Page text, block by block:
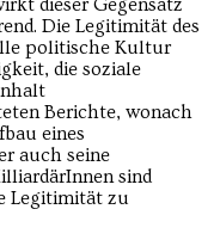
dieser Gegensatz
Die Legitimität des
politische Kultur
die soziale
Berichte, wonach
eines
auch seine
sind
Legitimität zu